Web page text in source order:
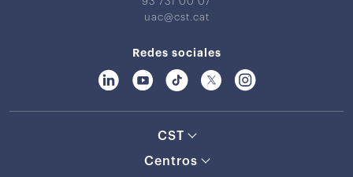
uac@cst.cat
Redes sociales
CST
Centros